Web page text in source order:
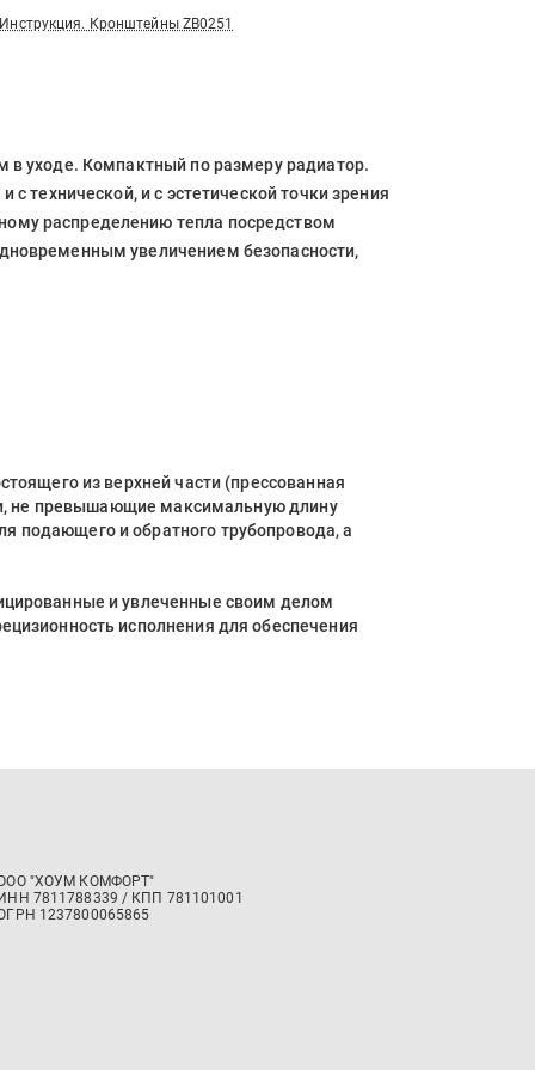
Инструкция. Кронштейны ZB0251
в уходе. Компактный по размеру радиатор.
технической, и с эстетической точки зрения
распределению тепла посредством
увеличением безопасности,
из верхней части (прессованная
не превышающие максимальную длину
подающего и обратного трубопровода, а
и увлеченные своим делом
исполнения для обеспечения
"ХОУМ КОМФОРТ"
7811788339 / КПП 781101001
1237800065865